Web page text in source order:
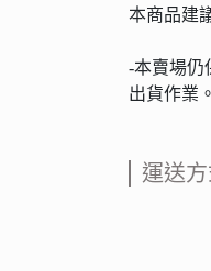
本商品建
-本賣場仍
出貨作業
運送